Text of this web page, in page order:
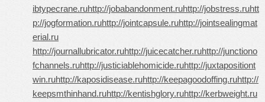
ibtypecrane.ruhttp://jobabandonment.ruhttp://jobstress.ruhtt
p://jogformation.ruhttp://jointcapsule.ruhttp://jointsealingmat
erial.ru
http://journallubricator.ruhttp://juicecatcher.ruhttp://junctiono
fchannels.ruhttp://justiciablehomicide.ruhttp://juxtapositiont
win.ruhttp://kaposidisease.ruhttp://keepagoodoffing.ruhttp://
keepsmthinhand.ruhttp://kentishglory.ruhttp://kerbweight.ru